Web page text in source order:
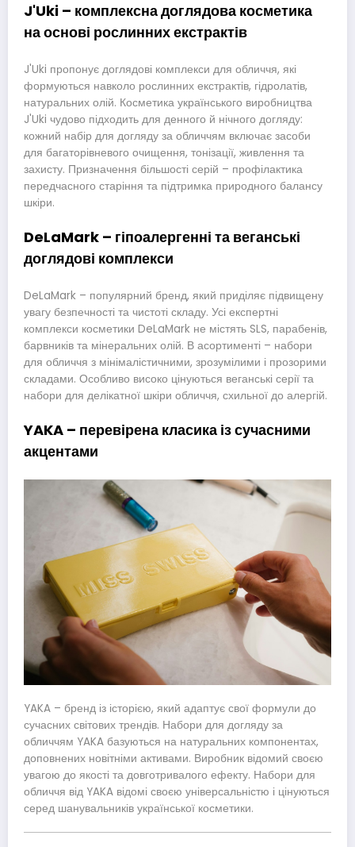
J'Uki – комплексна доглядова косметика
на основі рослинних екстрактів
J'Uki пропонує доглядові комплекси для обличчя, які
формуються навколо рослинних екстрактів, гідролатів,
натуральних олій. Косметика українського виробництва
J'Uki чудово підходить для денного й нічного догляду:
кожний набір для догляду за обличчям включає засоби
для багаторівневого очищення, тонізації, живлення та
захисту. Призначення більшості серій – профілактика
передчасного старіння та підтримка природного балансу
шкіри.
DeLaMark – гіпоалергенні та веганські
доглядові комплекси
DeLaMark – популярний бренд, який приділяє підвищену
увагу безпечності та чистоті складу. Усі експертні
комплекси косметики DeLaMark не містять SLS, парабенів,
барвників та мінеральних олій. В асортименті – набори
для обличчя з мінімалістичними, зрозумілими і прозорими
складами. Особливо високо цінуються веганські серії та
набори для делікатної шкіри обличчя, схильної до алергій.
YAKA – перевірена класика із сучасними
акцентами
YAKA – бренд із історією, який адаптує свої формули до
сучасних світових трендів. Набори для догляду за
обличчям YAKA базуються на натуральних компонентах,
доповнених новітніми активами. Виробник відомий своєю
увагою до якості та довготривалого ефекту. Набори для
обличчя від YAKA відомі своєю універсальністю і цінуються
серед шанувальників української косметики.